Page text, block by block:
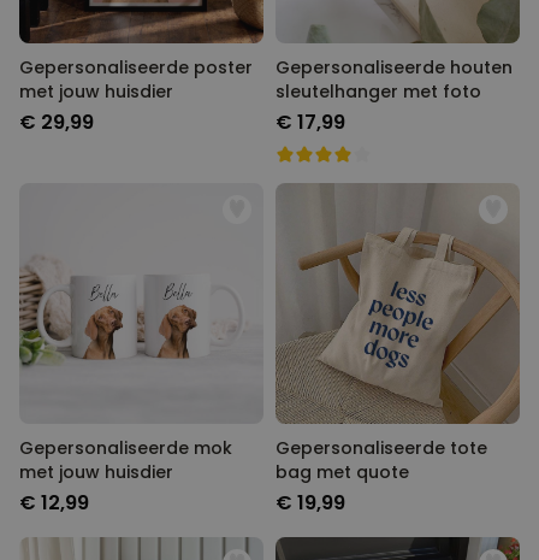
Gepersonaliseerde poster
met jouw huisdier
€ 29,99
Gepersonaliseerde houten
sleutelhanger met foto
€ 17,99
Gepersonaliseerde mok
met jouw huisdier
€ 12,99
Gepersonaliseerde tote
bag met quote
€ 19,99